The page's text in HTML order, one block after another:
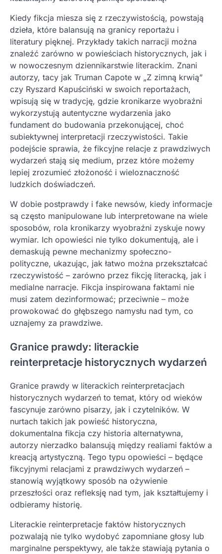
Kiedy fikcja miesza się z rzeczywistością, powstają
dzieła, które balansują na granicy reportażu i
literatury pięknej. Przykłady takich narracji można
znaleźć zarówno w powieściach historycznych, jak i
w nowoczesnym dziennikarstwie literackim. Znani
autorzy, tacy jak Truman Capote w „Z zimną krwią”
czy Ryszard Kapuściński w swoich reportażach,
wpisują się w tradycję, gdzie kronikarze wyobraźni
wykorzystują autentyczne wydarzenia jako
fundament do budowania przekonującej, choć
subiektywnej interpretacji rzeczywistości. Takie
podejście sprawia, że fikcyjne relacje z prawdziwych
wydarzeń stają się medium, przez które możemy
lepiej zrozumieć złożoność i wieloznaczność
ludzkich doświadczeń.
W dobie postprawdy i fake newsów, kiedy informacje
są często manipulowane lub interpretowane na wiele
sposobów, rola kronikarzy wyobraźni zyskuje nowy
wymiar. Ich opowieści nie tylko dokumentują, ale i
demaskują pewne mechanizmy społeczno-
polityczne, ukazując, jak łatwo można przekształcać
rzeczywistość – zarówno przez fikcję literacką, jak i
medialne narracje. Fikcja inspirowana faktami nie
musi zatem dezinformować; przeciwnie – może
prowokować do głębszego namysłu nad tym, co
uznajemy za prawdziwe.
Granice prawdy: literackie
reinterpretacje historycznych wydarzeń
Granice prawdy w literackich reinterpretacjach
historycznych wydarzeń to temat, który od wieków
fascynuje zarówno pisarzy, jak i czytelników. W
nurtach takich jak powieść historyczna,
dokumentalna fikcja czy historia alternatywna,
autorzy nierzadko balansują między realiami faktów a
kreacją artystyczną. Tego typu opowieści – będące
fikcyjnymi relacjami z prawdziwych wydarzeń –
stanowią wyjątkowy sposób na ożywienie
przeszłości oraz refleksję nad tym, jak kształtujemy i
odbieramy historię.
Literackie reinterpretacje faktów historycznych
pozwalają nie tylko wydobyć zapomniane głosy lub
marginalne perspektywy, ale także stawiają pytania o